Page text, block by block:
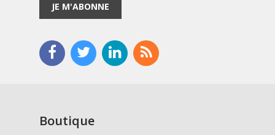
JE M'ABONNE
Boutique